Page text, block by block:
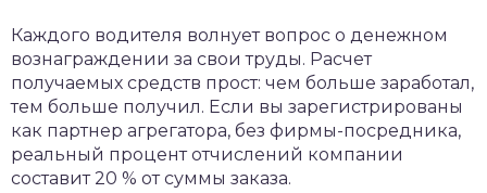
Каждого водителя волнует вопрос о денежном
вознаграждении за свои труды. Расчет
получаемых средств прост: чем больше заработал,
тем больше получил. Если вы зарегистрированы
как партнер агрегатора, без фирмы-посредника,
реальный процент отчислений компании
составит 20 % от суммы заказа.